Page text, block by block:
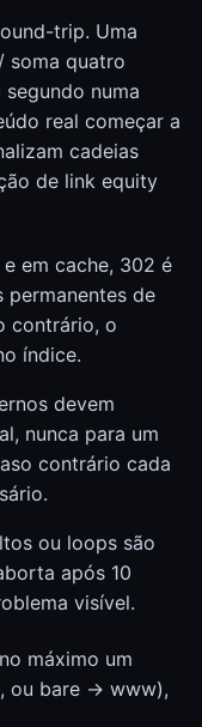
trip. Uma
soma quatro
numa
real começar a
cadeias
de link equity
em cache, 302 é
permanentes de
contrário, o
índice.
devem
nunca para um
contrário cada
ou loops são
após 10
visível.
máximo um
ou bare -> www),